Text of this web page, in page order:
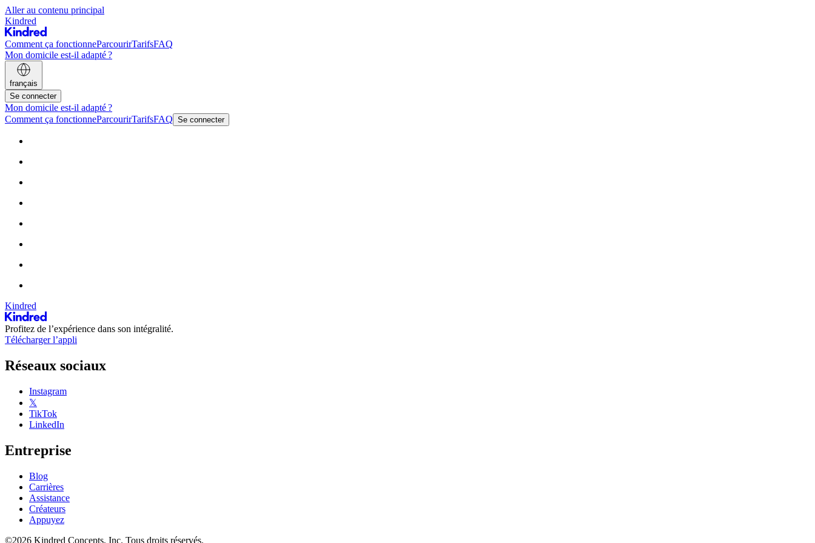
Aller au contenu principal
Kindred
Comment ça fonctionneParcourirTarifsFAQ
Mon domicile est-il adapté ?
français
Se connecter
Mon domicile est-il adapté ?
Comment ça fonctionneParcourirTarifsFAQ Se connecter
Kindred
Profitez de l’expérience dans son intégralité.
Télécharger l’appli
Réseaux sociaux
Instagram
𝕏
TikTok
LinkedIn
Entreprise
Blog
Carrières
Assistance
Créateurs
Appuyez
©2026 Kindred Concepts, Inc. Tous droits réservés.